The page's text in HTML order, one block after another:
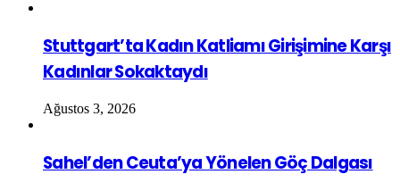
Stuttgart’ta Kadın Katliamı Girişimine Karşı
Kadınlar Sokaktaydı
Ağustos 3, 2026
Sahel’den Ceuta’ya Yönelen Göç Dalgası